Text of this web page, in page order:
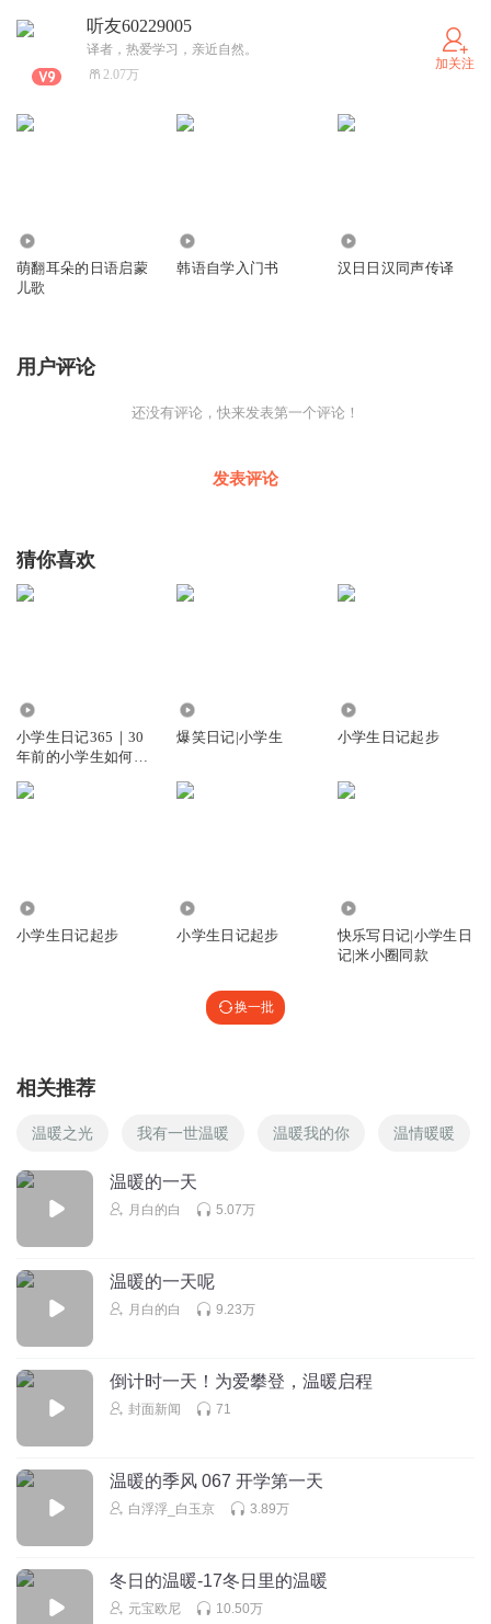
听友60229005
译者，热爱学习，亲近自然。
2.07万
加关注
萌翻耳朵的日语启蒙
儿歌
韩语自学入门书 汉日日汉同声传译
用户评论
还没有评论，快来发表第一个评论！
发表评论
猜你喜欢
小学生日记365｜30
年前的小学生如何写
爆笑日记|小学生 小学生日记起步
小学生日记起步 小学生日记起步
快乐写日记|小学生日
记|米小圈同款
换一批
相关推荐
温暖之光 我有一世温暖 温暖我的你 温情暖暖
温暖的一天
月白的白 5.07万
温暖的一天呢
月白的白 9.23万
倒计时一天！为爱攀登，温暖启程
封面新闻 71
温暖的季风 067 开学第一天
白浮浮_白玉京 3.89万
冬日的温暖-17冬日里的温暖
元宝欧尼 10.50万